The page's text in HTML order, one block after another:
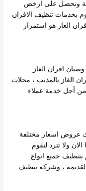
ونحصل على ارخص
بخدمات تنظيف الافران
الغاز هو استمرار
افران الغاز
الغاز بالمذنب ، محلات
من أجل خدمة عملاء
عروض اسعار مختلفة
ولا تترد لنقوم
بتنظيف جميع انواع
، وشركة تنظيف